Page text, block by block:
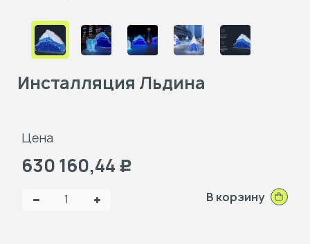
Инсталляция Льдина
Цена
630 160,44 Р
В корзину